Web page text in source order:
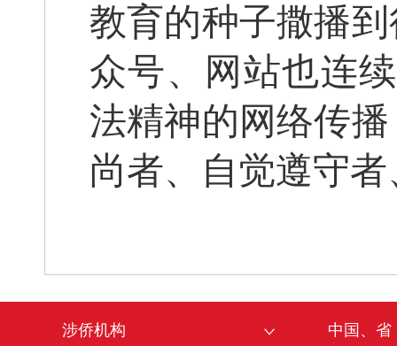
教育的种子撒播
众号、网站也连
法精神的网络传
尚者、自觉遵守
涉侨机构 中国、省